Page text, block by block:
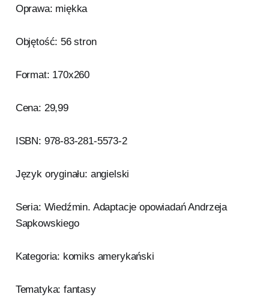
Oprawa: miękka
Objętość: 56 stron
Format: 170x260
Cena: 29,99
ISBN: 978-83-281-5573-2
Język oryginału: angielski
Seria: Wiedźmin. Adaptacje opowiadań Andrzeja
Sapkowskiego
Kategoria: komiks amerykański
Tematyka: fantasy